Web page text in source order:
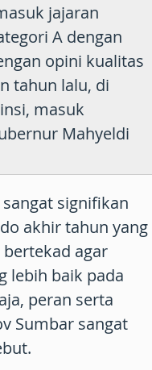
jajaran
A dengan
opini kualitas
tahun lalu, di
masuk
Mahyeldi
signifikan
akhir tahun yang
agar
lebih baik pada
peran serta
Sumbar sangat